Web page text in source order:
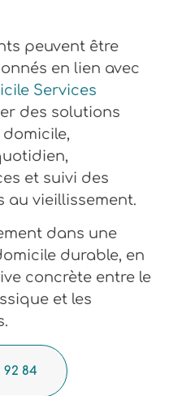
peuvent être
en lien avec
Services
des solutions
et suivi des
au vieillissement.
dans une
durable, en
concrète entre le
et les
92 84